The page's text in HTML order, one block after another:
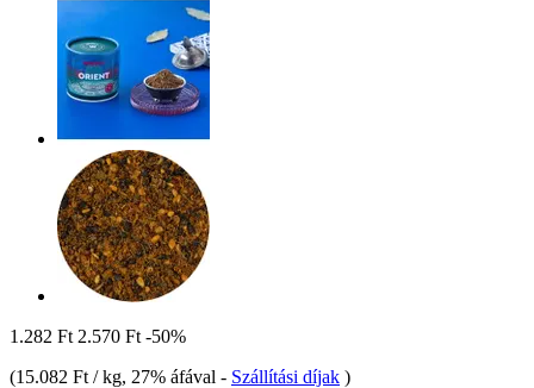
1.282 Ft 2.570 Ft -50%
(15.082 Ft / kg, 27% áfával - Szállítási díjak )